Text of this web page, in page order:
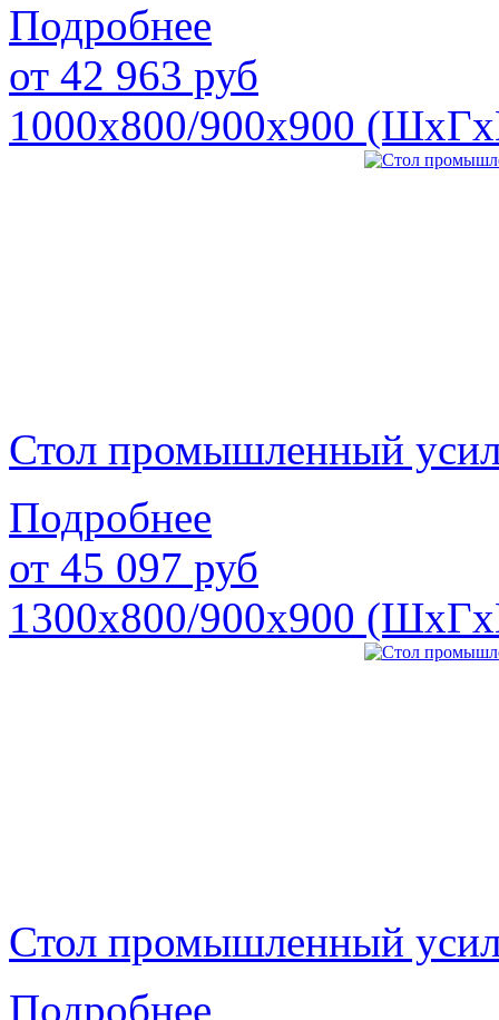
Подробнее
от 42 963 руб
1000х800/900х900
Стол промышленный
Подробнее
от 45 097 руб
1300х800/900х900
Стол промышленный
Подробнее